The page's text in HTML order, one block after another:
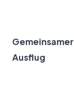
Gemeinsamer
Ausflug